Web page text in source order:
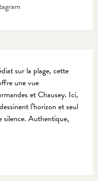
sur la plage, cette
une vue
et Chausey. Ici,
l’horizon et seul
silence. Authentique,